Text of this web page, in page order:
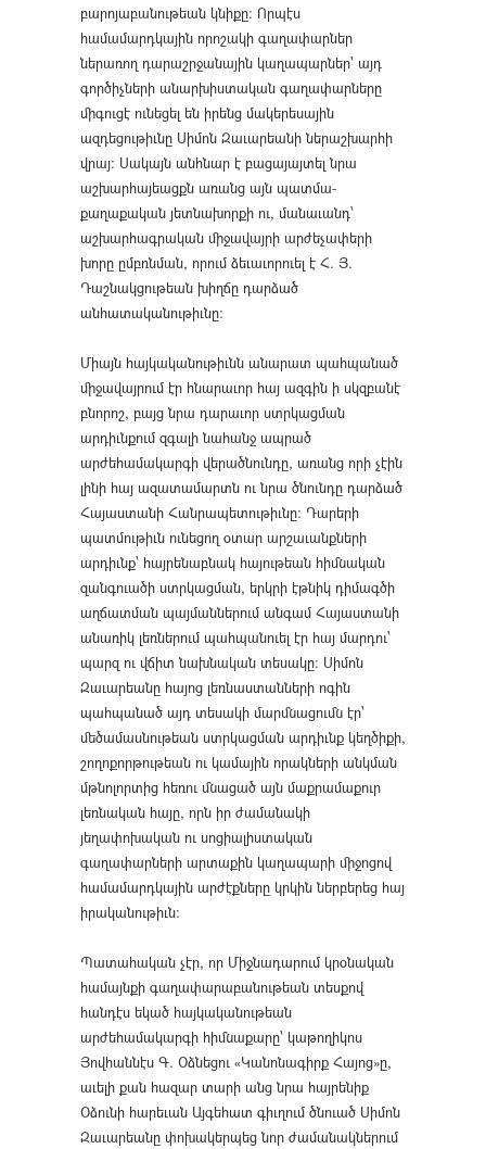
բարոյաբանութեան կնիքը։ Որպէս
համամարդկային որոշակի գաղափարներ
ներառող դարաշրջանային կաղապարներ՝ այդ
գործիչների անարխիստական գաղափարները
միգուցէ ունեցել են իրենց մակերեսային
ազդեցութիւնը Սիմոն Զաւարեանի ներաշխարհի
վրայ։ Սակայն անհնար է բացայայտել նրա
աշխարհայեացքն առանց այն պատմա-
քաղաքական յետնախորքի ու, մանաւանդ՝
աշխարհագրական միջավայրի արժեչափերի
խորը ըմբռնման, որում ձեւաւորուել է Հ. Յ.
Դաշնակցութեան խիղճը դարձած
անհատականութիւնը։
Միայն հայկականութիւնն անարատ պահպանած
միջավայրում էր հնարաւոր հայ ազգին ի սկզբանէ
բնորոշ, բայց նրա դարաւոր ստրկացման
արդիւնքում զգալի նահանջ ապրած
արժեհամակարգի վերածնունդը, առանց որի չէին
լինի հայ ազատամարտն ու նրա ծնունդը դարձած
Հայաստանի Հանրապետութիւնը։ Դարերի
պատմութիւն ունեցող օտար արշաւանքների
արդիւնք՝ հայրենաբնակ հայութեան հիմնական
զանգուածի ստրկացման, երկրի էթնիկ դիմագծի
աղճատման պայմաններում անգամ Հայաստանի
անառիկ լեռներում պահպանուել էր հայ մարդու՝
պարզ ու վճիտ նախնական տեսակը։ Սիմոն
Զաւարեանը հայոց լեռնաստանների ոգին
պահպանած այդ տեսակի մարմնացումն էր՝
մեծամասնութեան ստրկացման արդիւնք կեղծիքի,
շողոքորթութեան ու կամային որակների անկման
մթնոլորտից հեռու մնացած այն մաքրամաքուր
լեռնական հայը, որն իր ժամանակի
յեղափոխական ու սոցիալիստական
գաղափարների արտաքին կաղապարի միջոցով
համամարդկային արժէքները կրկին ներբերեց հայ
իրականութիւն։
Պատահական չէր, որ Միջնադարում կրօնական
համայնքի գաղափարաբանութեան տեսքով
հանդէս եկած հայկականութեան
արժեհամակարգի հիմնաքարը՝ կաթողիկոս
Յովհաննէս Գ. Օձնեցու «Կանոնագիրք Հայոց»ը,
աւելի քան հազար տարի անց նրա հայրենիք
Օձունի հարեւան Այգեհատ գիւղում ծնուած Սիմոն
Զաւարեանը փոխակերպեց նոր ժամանակներում